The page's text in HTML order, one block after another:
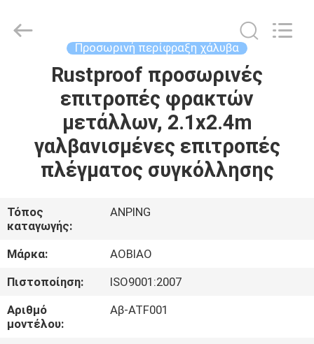
ΠΡΟΪΌΝΤΑ
ΠΕΡΊΠΟΥ
ΓΎΡΟΣ
ΕΡΓΟΣΤΑΣΊΩΝ
ΠΟΙΟΤΙΚΌΣ
ΈΛΕΓΧΟΣ
Copyright
securityfence.com.
Προσωρινή περίφραξη χάλυβα
Rustproof προσωρινές
επιτροπές φρακτών
μετάλλων, 2.1x2.4m
γαλβανισμένες επιτροπές
πλέγματος συγκόλλησης
Τόπος
καταγωγής:
ANPING
Μάρκα:
AOBIAO
Πιστοποίηση:
ISO9001:2007
Αριθμό
μοντέλου:
Αβ-ATF001